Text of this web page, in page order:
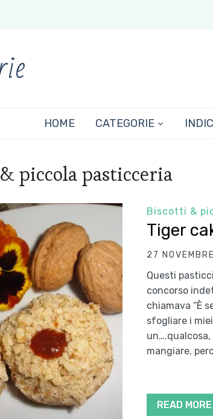
HOME CATEGORIE
piccola pasticceria
Biscotti &
Tiger
27
Questi
concorso
chiamava “È
sfogliare i
mangiare,
READ MORE